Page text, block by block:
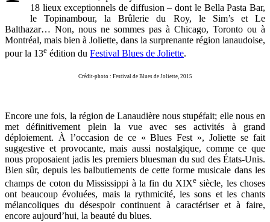
18 lieux exceptionnels de diffusion – dont le Bella Pasta Bar,
le Topinambour, la Brûlerie du Roy, le Sim’s et Le
Balthazar… Non, nous ne sommes pas à Chicago, Toronto ou à
Montréal, mais bien à Joliette, dans la surprenante région lanaudoise,
pour la 13e édition du Festival Blues de Joliette.
Crédit-photo : Festival de Blues de Joliette, 2015
Encore une fois, la région de Lanaudière nous stupéfait; elle nous en
met définitivement plein la vue avec ses activités à grand
déploiement. À l’occasion de ce « Blues Fest », Joliette se fait
suggestive et provocante, mais aussi nostalgique, comme ce que
nous proposaient jadis les premiers bluesman du sud des États-Unis.
Bien sûr, depuis les balbutiements de cette forme musicale dans les
champs de coton du Mississippi à la fin du XIXe siècle, les choses
ont beaucoup évoluées, mais la rythmicité, les sons et les chants
mélancoliques du désespoir continuent à caractériser et à faire,
encore aujourd’hui, la beauté du blues.